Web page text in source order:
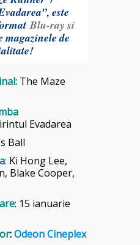
este
Blu-ray si
magazinele de
: The Maze
Evadarea
Ball
: Ki Hong Lee,
Blake Cooper,
: 15 ianuarie
:Odeon Cineplex